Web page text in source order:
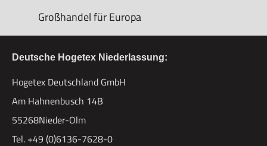
Großhandel für Europa
Deutsche Hogetex Niederlassung:
Hogetex Deutschland GmbH
Am Hahnenbusch 14B
55268Nieder-Olm
Tel. +49 (0)6136-7628-0